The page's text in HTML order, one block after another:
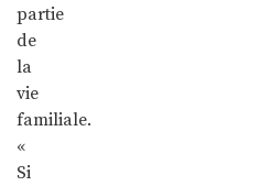
partie
de
la
vie
familiale.
«
Si